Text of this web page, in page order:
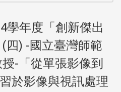
學年度「創新傑出
四) -國立臺灣師範
-「從單張影像到
於影像與視訊處理